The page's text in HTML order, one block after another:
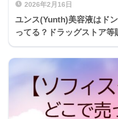
2026年2月16日
ユンス(Yunth)美容液はド
ってる？ドラッグストア等